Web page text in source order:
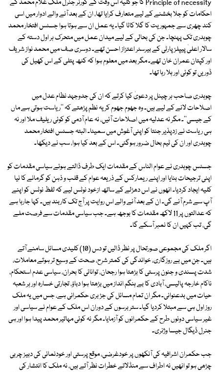
Principle of necessity کا جو کلیہ اس وقت کے گورنر جنرل ملک غلام محمد کے
احکامات کو جلا بخشنے کے لیے متعارف کرایا تھا، ان کے بعد آنے والے ادوار میں اسی
کند چھری سے جمہوریت کا گلا کاٹا گیا۔ یہ عمل ان سے ہوتا ہوا جسٹس افتخار محمد
چوہدری تک پہنچا۔ جن کی بحالی کے لیے میدان عمل میں متحرک ہر اول دستہ کے
سالار اعلیٰ پیپلز پارٹی کے بیرسٹر اعتزاز احسن تھے۔ دوسری صف میں محمد نواز شریف
اور کپتان عمران خان تھے۔ مگر بعد میں معلوم ہوا کہ کٹھ پتلی کے اس کھیل کی
ڈوریں تو کوئی اور ہلا رہا تھا۔
چوہدری صاحب ہر چینل پر دعویٰ کیا کرتے کہ ان کی جدوجہد نظام عدل میں
اصلاحات لانے کے لیے ہیں۔ وہ جھوم جھوم کر یہ نظم پڑھتے کہ ''ریاست ہوتی ہے ماں
کے جیسی''۔ مگر نہ عدلیہ میں اصلاحات آئیں، نہ عام آدمی کو کوئی ریلیف ملا اور نہ
ہی ریاست نے زدپذیر جنتا کو اپنی آغوش میں سمیٹا۔ البتہ جسٹس افتخار محمد
چوہدری اور ان کی ٹیم بحال ضرور ہوگئی۔ اس کے بعد کیا ہوا، سب نے دیکھا۔
جسٹس چوہدری نے عوام الناس کے مقدمات ایک طرف ڈالتے ہوئے سیاسی مقدمات کو
اپنی ترجیحات بنایا اور اپنے ریمارکس کے ذریعہ عوام کے قلب و ذہن کو گرمانے کا نیا
کلیہ ایجاد کردیا۔ انھوں نے اس دھڑلے کے ساتھ ازخود نوٹس لیے کہ لفظ نوٹس کو اپنے
آپ سے شرم آنے گی۔ ان کے بعد آنے والے اس روایت پر آج تک کاربند ہیں۔ کہا جارہا ہے
کہ عدالتوں پر 11 لاکھ مقدمات کا بوجھ ہے۔ جب سیاسی مقدمات سے فرصت ملے
گی، تب کہیں ان کا نمبر آسکے گا۔
اگر ملک کی مجموعی صورتحال پر نظر ڈالیں تو دس (10) کلیدی مسائل سامنے آتے
ہیں۔ جن میں بے روزگاری، خواندگی کی کمتر شرح، صحت کے وسیع تر ہوتے معاملات،
شدت پسندی و جنون پرستی کا بڑھتا ہوا رجحان، توانائی کا بحران، سیاسی عدم استحکام،
ناکام خارجہ پالیسی، آبادی کا بے ہنگم انداز میں بڑھتا ہوا دباؤ، تجارتی خسارہ اور ہر شعبہ
حیات میں بدعنوانی۔ مگر ان تمام مسائل کی جڑ بری حکمرانی ہے، جس میں یہ ملک
روز اول ہی سے مبتلا کردیا گیا۔ ستر برسوں کے دوران اس ملک کے عوام نے سیاسی اور
غیر سیاسی دونوں طرح کے حکمرانوں کو آزمایا۔ مگر نہ کوئی مہاتیر محمد پیدا ہوا اور ہی
جنرل ڈیگال جیسا وژنری۔
جب حکمران اشرافیہ کی آنکھوں پر خودغرضی، موقع پرستی اور خودنمائی کی دبیز چربی
چڑھی ہو تو انھیں نہ اطراف سے منڈلاتے خطرات نظر آتے ہیں، نہ ملک کا انتشار کی